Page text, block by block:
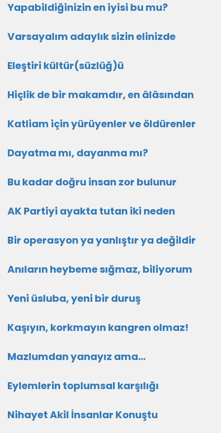
Yapabildiğinizin en iyisi bu mu?
Varsayalım adaylık sizin elinizde
Eleştiri kültür(süzlüğ)ü
Hiçlik de bir makamdır, en âlâsından
Katliam için yürüyenler ve öldürenler
Dayatma mı, dayanma mı?
Bu kadar doğru insan zor bulunur
AK Partiyi ayakta tutan iki neden
Bir operasyon ya yanlıştır ya değildir
Anıların heybeme sığmaz, biliyorum
Yeni üsluba, yeni bir duruş
Kaşıyın, korkmayın kangren olmaz!
Mazlumdan yanayız ama…
Eylemlerin toplumsal karşılığı
Nihayet Akil İnsanlar Konuştu